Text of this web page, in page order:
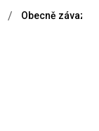
/ Obecně